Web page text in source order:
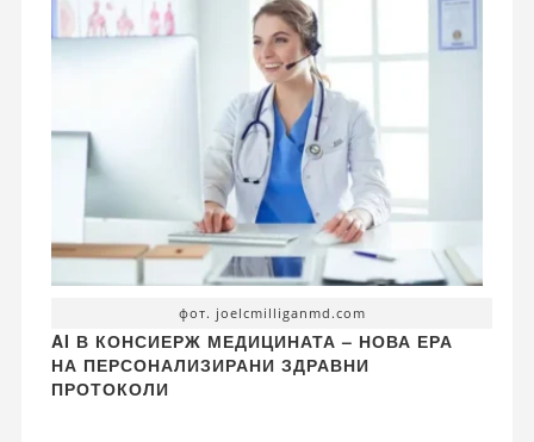
фот. joelcmilliganmd.com
AI В КОНСИЕРЖ МЕДИЦИНАТА – НОВА ЕРА
НА ПЕРСОНАЛИЗИРАНИ ЗДРАВНИ
ПРОТОКОЛИ